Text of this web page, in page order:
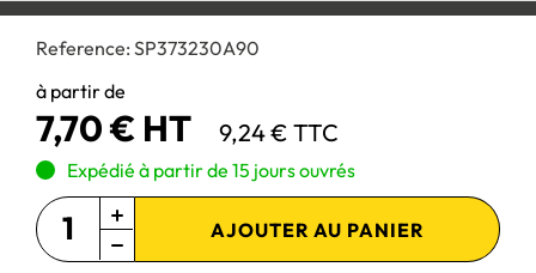
Reference: SP373230A90
à partir de
7,70 € HT 9,24 € TTC
Expédié à partir de 15 jours ouvrés
AJOUTER AU PANIER
Personnaliser les cookies
Paiement 100% sécurisé :
Site réservé aux professionnels